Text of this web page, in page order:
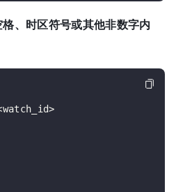
、时区符号或其他非数字内